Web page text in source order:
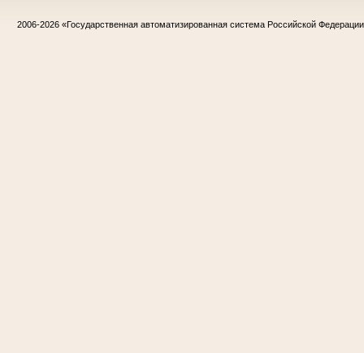
2006-2026 «Государственная автоматизированная система Российской